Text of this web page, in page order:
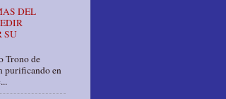
DEL
SU
Trono de
purificando en